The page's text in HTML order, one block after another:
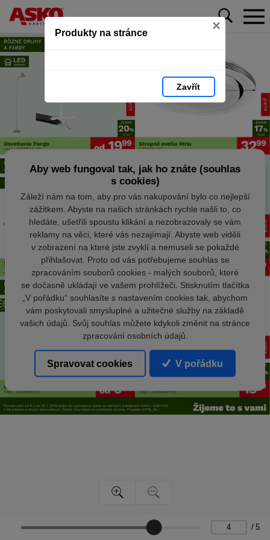
Produkty na stránce ×
Zavřít
/ 5
Aby web fungoval tak, jak ho znáte (souhlas
s cookies)
Záleží nám na tom, aby pro vás nakupování bylo co nejlepší
zážitkem. Abyste na našich stránkách rychle našli to, co
hledáte, ušetřili spoustu klikání a nezobrazovaly se vám
reklamy na věci, které vás nezajímají. Abyste web viděli
v zobrazení na které jste zvyklí a nemuseli se pokaždé
přihlašovat. Proto od vás potřebujeme souhlas se
zpracováním souborů cookies - malých souborů, které
se dočasně ukládají ve vašem prohlížeči. Stisknutím tlačítka
„V pořádku“ souhlasíte s nastavením cookies tak, abychom
vám poskytovali smysluplné a užitečné služby na základě
vašich údajů. Svůj souhlas můžete kdykoli změnit na stránce
zpracování osobních údajů.
Spravovat cookies V pořádku